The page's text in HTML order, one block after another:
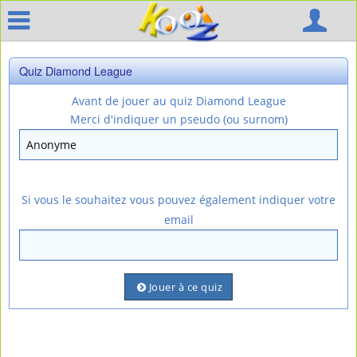
Quiz Diamond League
Avant de jouer au quiz Diamond League
Merci d'indiquer un pseudo (ou surnom)
Si vous le souhaitez vous pouvez également indiquer votre
email
Jouer à ce quiz